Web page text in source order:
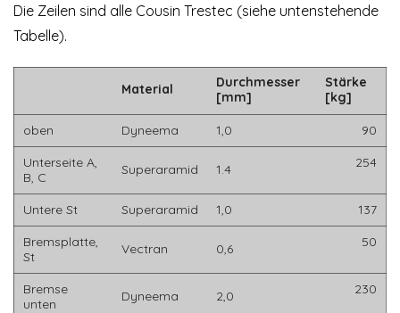
Die Zeilen sind alle Cousin Trestec (siehe untenstehende
Tabelle).
Material
Durchmesser
[mm]
Stärke
[kg]
oben Dyneema 1,0
90
Unterseite A,
B, C
Superaramid 1.4 254
Untere St Superaramid 1,0
137
Bremsplatte,
St
Vectran 0,6 50
Bremse
unten
Dyneema 2,0 230